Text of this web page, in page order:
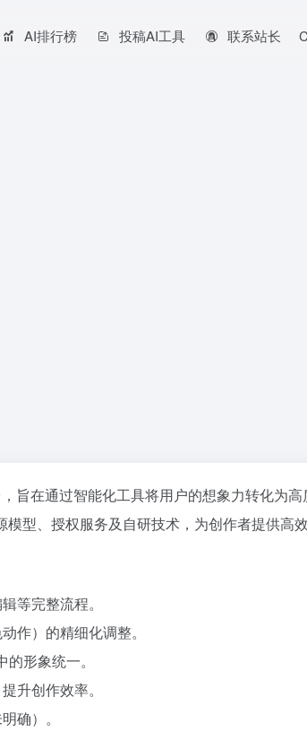
AI排行榜 投稿AI工具 联系站长
旨在通过智能化工具将用户的想象力转化为
型、授权服务及自研技术，为创作者提供高
等完整流程。
作）的精细化调整。
形象统一。
升创作效率。
确）。